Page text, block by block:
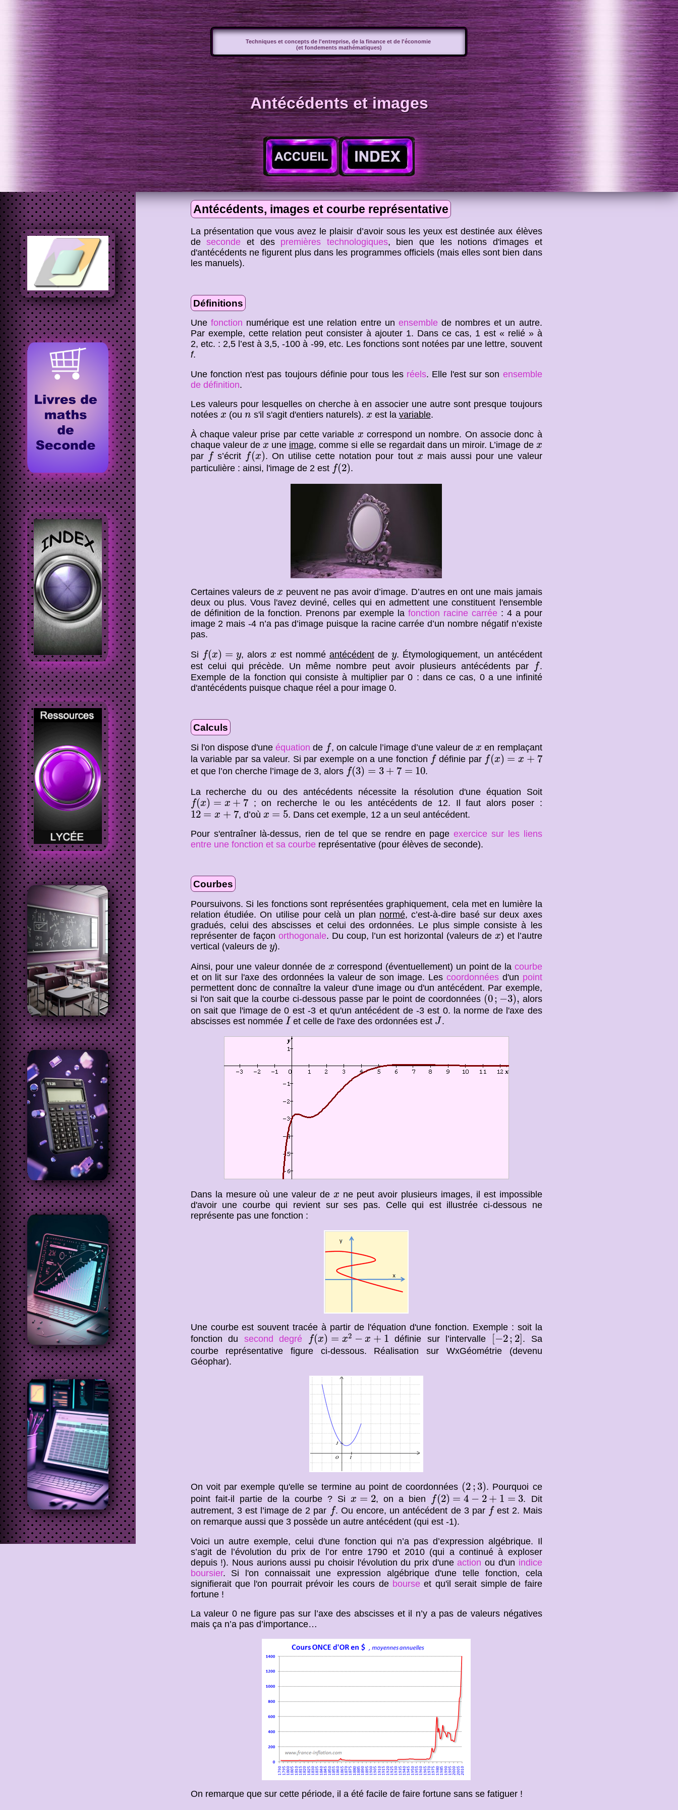
Techniques et concepts de l'entreprise, de la finance et de l'économie
(et fondements mathématiques)
Antécédents et images
Antécédents, images et courbe représentative
La présentation que vous avez le plaisir d’avoir sous les yeux est destinée aux élèves
deseconde et des premières technologiques, bien que les notions d'images et
d'antécédents ne figurent plus dans les programmes officiels (mais elles sont bien dans
les manuels).
Définitions
Une fonction numérique est une relation entre un ensemblede nombres et un autre.
Par exemple, cette relation peut consister à ajouter 1. Dans ce cas, 1 est « relié » à
2, etc. : 2,5 l’est à 3,5, -100 à -99, etc. Les fonctions sont notées par une lettre, souvent
f.
Une fonction n'est pas toujours définie pour tous les réels. Elle l'est sur son ensemble
de définition.
Les valeurs pour lesquelles on cherche à en associer une autre sont presque toujours
notées x
x (ou n
n s'il s'agit d'entiers naturels). x
x est la variable.
À chaque valeur prise par cette variable x
x correspond un nombre. On associe donc à
chaque valeur de x
x une image, comme si elle se regardait dans un miroir. L’image de x
x
par f
f s’écrit f(x)
f(x) . On utilise cette notation pour tout x
x mais aussi pour une valeur
particulière : ainsi, l'image de 2 est f(2)
f(2) .
Certaines valeurs dex
x peuvent ne pas avoir d’image. D’autres en ont une mais jamais
deux ou plus. Vous l'avez deviné, celles qui en admettent une constituent l'ensemble
de définition de la fonction. Prenons par exemple la fonction racine carrée: 4 a pour
image 2 mais -4 n’a pas d’image puisque la racine carrée d’un nombre négatif n’existe
pas.
Si f(x) = y
(x = , alors x
x est nommé antécédentde y
y. Étymologiquement, un antécédent
est celui qui précède. Un même nombre peut avoir plusieurs antécédents par
f
f .
Exemple de la fonction qui consiste à multiplier par 0 : dans ce cas, 0 a une infinité
d'antécédents puisque chaque réel a pour image 0.
Calculs
Si l'on dispose d'uneéquation de f
f , on calcule l’image d’une valeur dex
x en remplaçant
la variable par sa valeur. Si par exemple on a une fonction f
f définie par f(x) = x + 7
f(x )=x+7
et que l’on cherche l’image de 3, alors f(3) = 3 + 7 = 10
f(3)= 3+7= 10 .
La recherche du ou des antécédents nécessite la résolution d'une équation Soit
f(x) = x + 7
f(x =x+7 ; on recherche le ou les antécédents de 12. Il faut alors poser :
12 = x + 7
12 =x + , d’où x = 5
x=
. Dans cet exemple, 12 a un seul antécédent.
Pour s'entraîner là-dessus, rien de tel que se rendre en page exercice sur les liens
entre une fonction et sa courbereprésentative (pour élèves de seconde).
Courbes
Poursuivons. Si les fonctions sont représentées graphiquement, cela met en lumière la
relation étudiée. On utilise pour celà un plan normé, c’est-à-dire basé sur deux axes
gradués, celui des abscisses et celui des ordonnées. Le plus simple consiste à les
représenter de façon orthogonale. Du coup, l’un est horizontal (valeurs de x
x) et l’autre
vertical (valeurs de y
y).
Ainsi, pour une valeur donnée de x
x correspond (éventuellement) un point de la courbe
et on lit sur l'axe des ordonnées la valeur de son image. Les coordonnéesd'un point
permettent donc de connaître la valeur d'une image ou d'un antécédent. Par exemple,
si l'on sait que la courbe ci-dessous passe par le point de coordonnées (0; −3),
(0;− 3),
alors
on sait que l'image de 0 est -3 et qu'un antécédent de -3 est 0. la norme de l'axe des
abscisses est nommée I
I et celle de l'axe des ordonnées est J
J .
Dans la mesure où une valeur dex
x ne peut avoir plusieurs images, il est impossible
d'avoir une courbe qui revient sur ses pas. Celle qui est illustrée ci-dessous ne
représente pas une fonction :
Une courbe est souvent tracée à partir de l'équation d'une fonction. Exemple : soit la
fonction du second degré f(x) = x2 − x + 1
f(x )= x2−x +1
définie sur l’intervalle −2; 2]
[−2; 2] . Sa
courbe représentative figure ci-dessous. Réalisation sur WxGéométrie (devenu
Géophar).
On voit par exemple qu'elle se termine au point de coordonnées (2 ; 3)
(2 3) . Pourquoi ce
point fait-il partie de la courbe ? Six = 2
x , on a bien f(2) = 4 − 2 + 1 = 3
f(2)=4 −2 + 1= 3
. Dit
autrement, 3 est l’image de 2 par f
f . Ou encore, un antécédent de 3 par fest 2. Mais
on remarque aussi que 3 possède un autre antécédent (qui est -1).
Voici un autre exemple, celui d'une fonction qui n’a pas d’expression algébrique. Il
s’agit de l’évolution du prix de l’or entre 1790 et 2010 (qui a continué à exploser
depuis !). Nous aurions aussi pu choisir l'évolution du prix d'uneaction ou d'un indice
boursier. Si l'on connaissait une expression algébrique d'une telle fonction, cela
signifierait que l'on pourrait prévoir les cours de bourse et qu'il serait simple de faire
fortune !
La valeur 0 ne figure pas sur l’axe des abscisses et il n’y a pas de valeurs négatives
mais ça n’a pas d’importance…
On remarque que sur cette période, il a été facile de faire fortune sans se fatiguer !